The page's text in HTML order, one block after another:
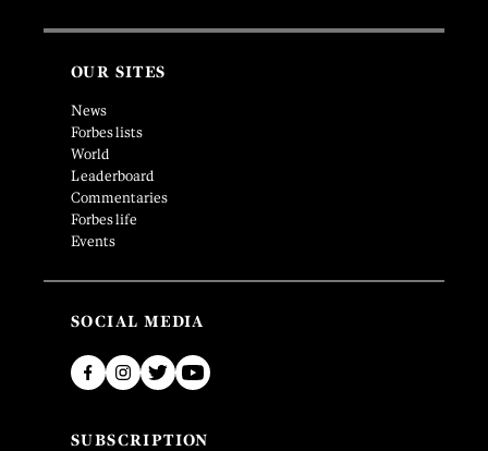
OUR SITES
News
Forbes lists
World
Leaderboard
Commentaries
Forbes life
Events
SOCIAL MEDIA
SUBSCRIPTION